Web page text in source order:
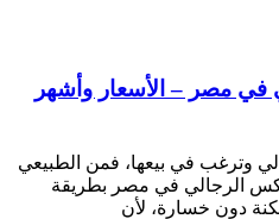
مصر – الأسعار وأشهر
وترغب في بيعها، فمن الطبيعي
الرجالي في مصر بطريقة
دون خسارة، لأن